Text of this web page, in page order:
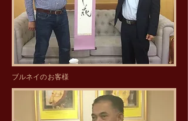
​ブルネイのお客様